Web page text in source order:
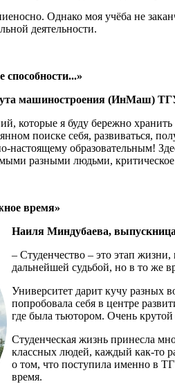
Однако моя учёба не
деятельности.
способности...»
машиностроения (ИнМаш)
которые я буду бережно
поиске себя, развиваться,
настоящему образовательным!
разными людьми,
время»
Наиля Миндубаева,
– Студенчество – это этап
дальнейшей судьбой, но в то же
Университет дарит кучу разных
попробовала себя в центре
где была тьютором. Очень
Студенческая жизнь принесла
классных людей, каждый как-то
о том, что поступила именно в
время.